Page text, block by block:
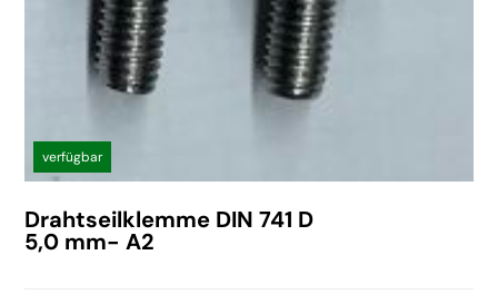
verfügbar
Drahtseilklemme DIN 741 D
5,0 mm- A2